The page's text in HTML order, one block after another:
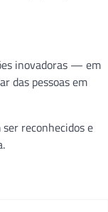
inovadoras — em
das pessoas em
reconhecidos e